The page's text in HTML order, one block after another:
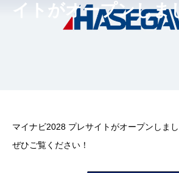
イトがオープンしま
マイナビ2028 プレサイトがオープンしまし
ぜひご覧ください！